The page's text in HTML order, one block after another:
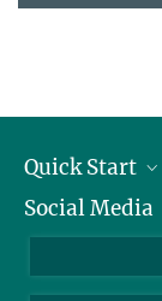
Quick Start
Alumni
Social Media